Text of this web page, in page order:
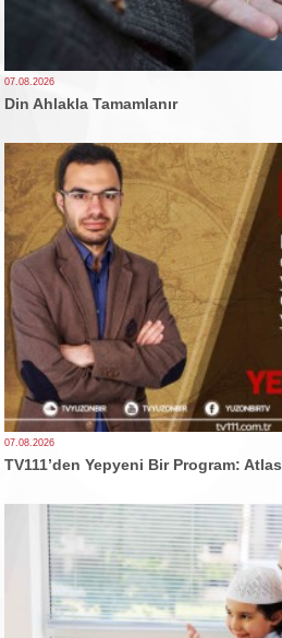
07.08.2026
Din Ahlakla Tamamlanır
07.08.2026
TV111’den Yepyeni Bir Program: Atlas